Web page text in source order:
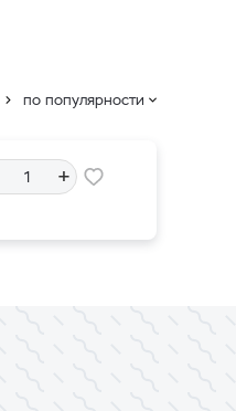
по популярности
+